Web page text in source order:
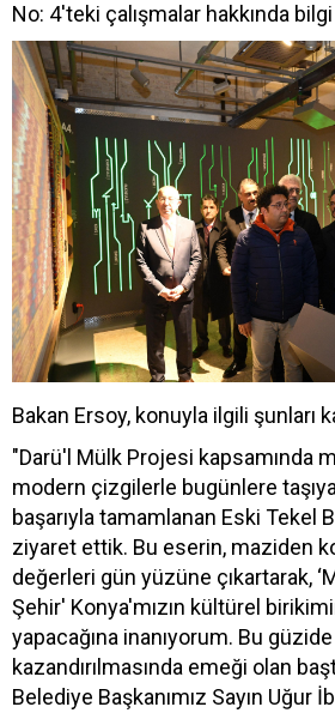
No: 4'teki çalışmalar hakkında bilgi
Bakan Ersoy, konuyla ilgili şunları
"Darü'l Mülk Projesi kapsamında
modern çizgilerle bugünlere
başarıyla tamamlanan Eski Tekel
ziyaret ettik. Bu eserin, maziden
değerleri gün yüzüne çıkartarak,
Şehir' Konya'mızın kültürel
yapacağına inanıyorum. Bu
kazandırılmasında emeği olan
Belediye Başkanımız Sayın Uğur